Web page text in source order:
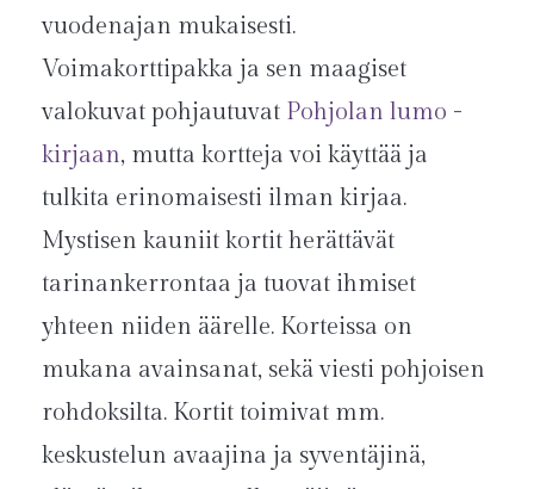
vuodenajan mukaisesti.
Voimakorttipakka ja sen maagiset
valokuvat pohjautuvat Pohjolan lumo -
kirjaan, mutta kortteja voi käyttää ja
tulkita erinomaisesti ilman kirjaa.
Mystisen kauniit kortit herättävät
tarinankerrontaa ja tuovat ihmiset
yhteen niiden äärelle. Korteissa on
mukana avainsanat, sekä viesti pohjoisen
rohdoksilta. Kortit toimivat mm.
keskustelun avaajina ja syventäjinä,